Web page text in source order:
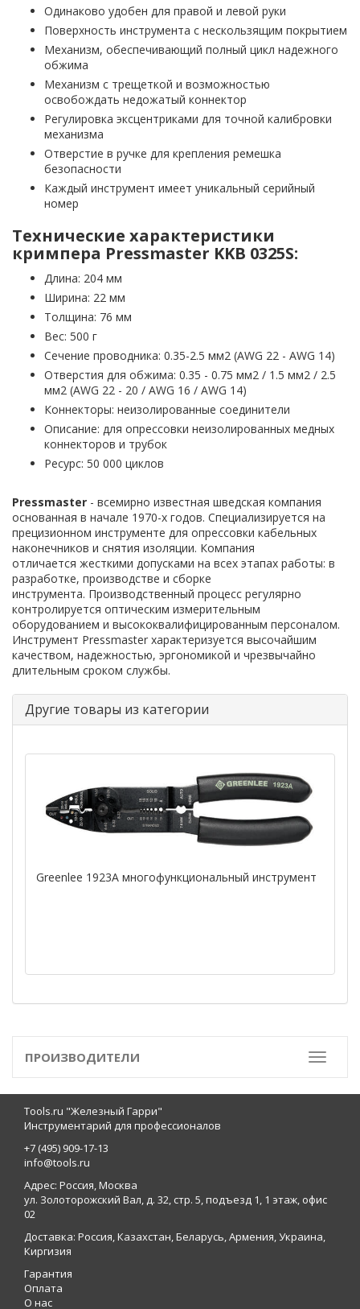
Одинаково удобен для правой и левой руки
Поверхность инструмента с нескользящим покрытием
Механизм, обеспечивающий полный цикл надежного
обжима
Механизм с трещеткой и возможностью
освобождать недожатый коннектор
Регулировка эксцентриками для точной калибровки
механизма
Отверстие в ручке для крепления ремешка
безопасности
Каждый инструмент имеет уникальный серийный
номер
Технические характеристики
кримпера Pressmaster KKB 0325S:
Длина: 204 мм
Ширина: 22 мм
Толщина: 76 мм
Вес: 500 г
Сечение проводника: 0.35-2.5 мм2 (AWG 22 - AWG 14)
Отверстия для обжима: 0.35 - 0.75 мм2 / 1.5 мм2 / 2.5
мм2 (AWG 22 - 20 / AWG 16 / AWG 14)
Коннекторы: неизолированные соединители
Описание: для опрессовки неизолированных медных
коннекторов и трубок
Ресурс: 50 000 циклов
Pressmaster - всемирно известная шведская компания
основанная в начале 1970-х годов. Специализируется на
прецизионном инструменте для опрессовки кабельных
наконечников и снятия изоляции. Компания
отличается жесткими допусками на всех этапах работы: в
разработке, производстве и сборке
инструмента. Производственный процесс регулярно
контролируется оптическим измерительным
оборудованием и высококвалифицированным персоналом.
Инструмент Pressmaster характеризуется высочайшим
качеством, надежностью, эргономикой и чрезвычайно
длительным сроком службы.
Другие товары из категории
Greenlee 1923А многофункциональный инструмент
Toggle
ПРОИЗВОДИТЕЛИ
Tools.ru "Железный Гарри"
Инструментарий для профессионалов
+7 (495) 909-17-13
info@tools.ru
Адрес: Россия, Москва
ул. Золоторожский Вал, д. 32, стр. 5, подъезд 1, 1 этаж, офис
02
Доставка: Россия, Казахстан, Беларусь, Армения, Украина,
Киргизия
Гарантия
Оплата
О нас